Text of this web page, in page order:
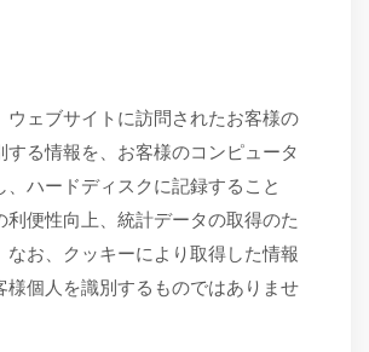
ウェブサイトに訪問されたお客様の
する情報を、お客様のコンピュータ
、ハードディスクに記録すること
利便性向上、統計データの取得のた
なお、クッキーにより取得した情報
様個人を識別するものではありませ